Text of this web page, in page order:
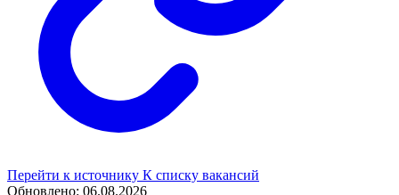
Перейти к источнику К списку вакансий
Обновлено: 06.08.2026